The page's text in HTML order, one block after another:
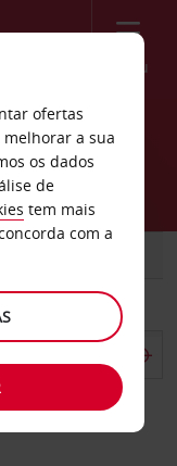
Menu
diferente
ofertas
a sua
os dados
de
tem mais
com a